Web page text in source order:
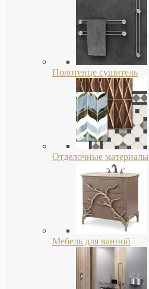
Полотенце сушитель
Отделочные материалы
Мебель для ванной